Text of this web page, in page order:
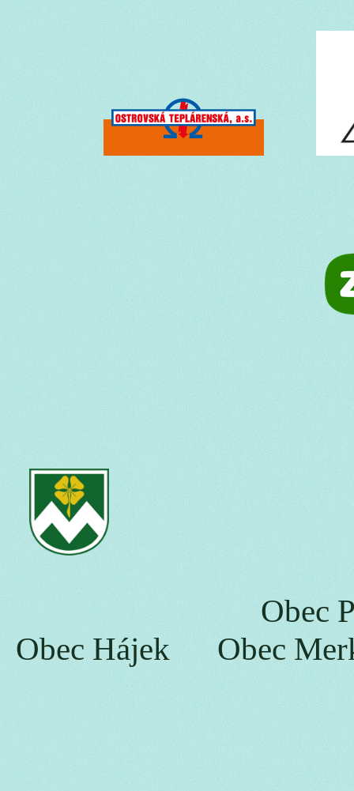
Obec Hájek Obec